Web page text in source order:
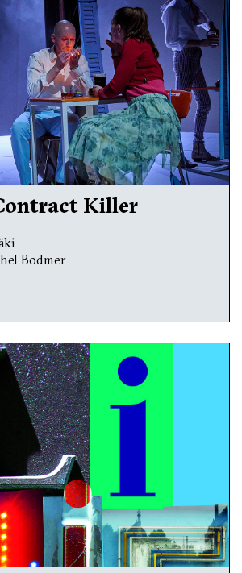
Killer
Bodmer